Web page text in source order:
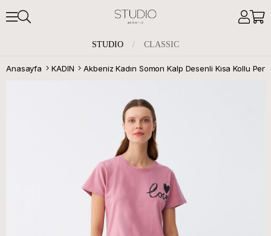
STUDIO / CLASSIC
Anasayfa KADIN